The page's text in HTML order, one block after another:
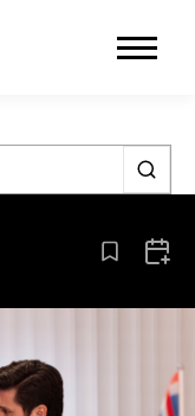
Aus den